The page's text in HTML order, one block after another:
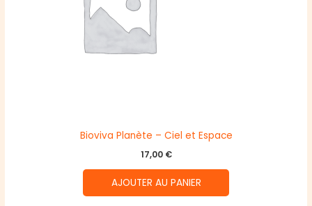
Bioviva Planète – Ciel et Espace
17,00 €
AJOUTER AU PANIER